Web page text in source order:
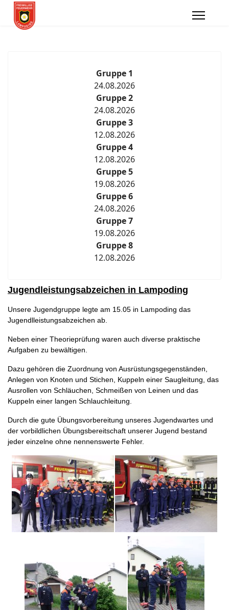
Gruppe 1
24.08.2026
Gruppe 2
24.08.2026
Gruppe 3
12.08.2026
Gruppe 4
12.08.2026
Gruppe 5
19.08.2026
Gruppe 6
24.08.2026
Gruppe 7
19.08.2026
Gruppe 8
12.08.2026
Jugendleistungsabzeichen in Lampoding
Unsere Jugendgruppe legte am 15.05 in Lampoding das
Jugendlleistungsabzeichen ab.
Neben einer Theorieprüfung waren auch diverse praktische
Aufgaben zu bewältigen.
Dazu gehören die Zuordnung von Ausrüstungsgegenständen,
Anlegen von Knoten und Stichen, Kuppeln einer Saugleitung, das
Ausrollen von Schläuchen, Schmeißen von Leinen und das
Kuppeln einer langen Schlauchleitung.
Durch die gute Übungsvorbereitung unseres Jugendwartes und
der vorbildlichen Übungsbereitschaft unserer Jugend bestand
jeder einzelne ohne nennenswerte Fehler.